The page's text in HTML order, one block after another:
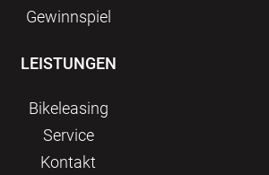
Gewinnspiel
LEISTUNGEN
Bikeleasing
Service
Kontakt